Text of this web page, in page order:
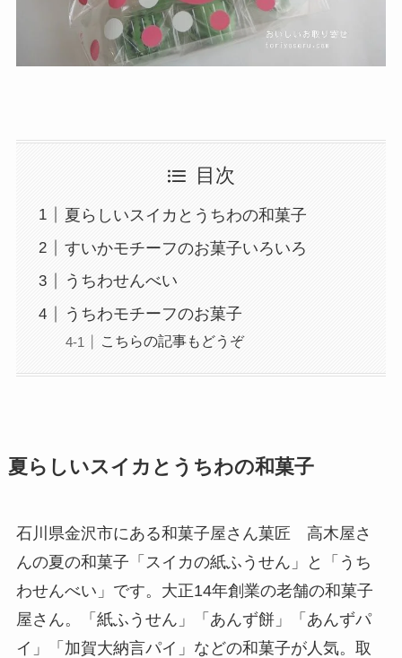
目次
夏らしいスイカとうちわの和菓子
すいかモチーフのお菓子いろいろ
うちわせんべい
うちわモチーフのお菓子
こちらの記事もどうぞ
夏らしいスイカとうちわの和菓子
石川県金沢市にある和菓子屋さん菓匠 高木屋さ
んの夏の和菓子「スイカの紙ふうせん」と「うち
わせんべい」です。大正14年創業の老舗の和菓子
屋さん。「紙ふうせん」「あんず餅」「あんずパ
イ」「加賀大納言パイ」などの和菓子が人気。取